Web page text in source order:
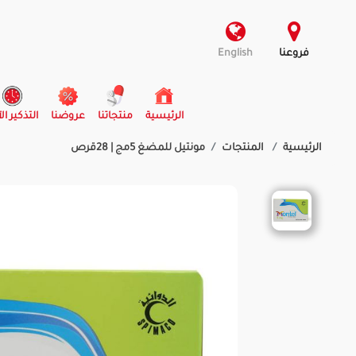
فروعنا English
الرئيسية
(current) منتجاتنا عروضنا التذكير
الرئيسية المنتجات مونتيل للمضغ 5مج | 28قرص